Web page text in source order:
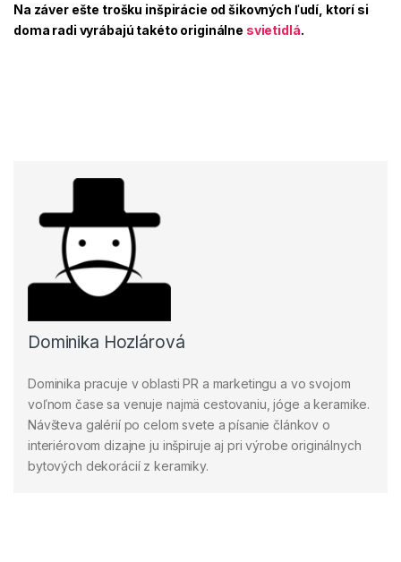
Na záver ešte trošku inšpirácie od šikovných ľudí, ktorí si
doma radi vyrábajú takéto originálne svietidlá.
Dominika Hozlárová
Dominika pracuje v oblasti PR a marketingu a vo svojom
voľnom čase sa venuje najmä cestovaniu, jóge a keramike.
Návšteva galérií po celom svete a písanie článkov o
interiérovom dizajne ju inšpiruje aj pri výrobe originálnych
bytových dekorácií z keramiky.